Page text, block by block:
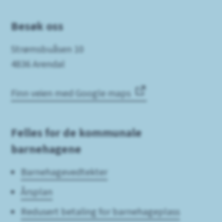
Besøk oss
Strømsbuåsen 10
4836 Arendal
Finn veien med Google maps
Felles for de kommunale
barnehagene
Barnehagevedtekter
Årsplan
Redusert betaling for barnehageplass